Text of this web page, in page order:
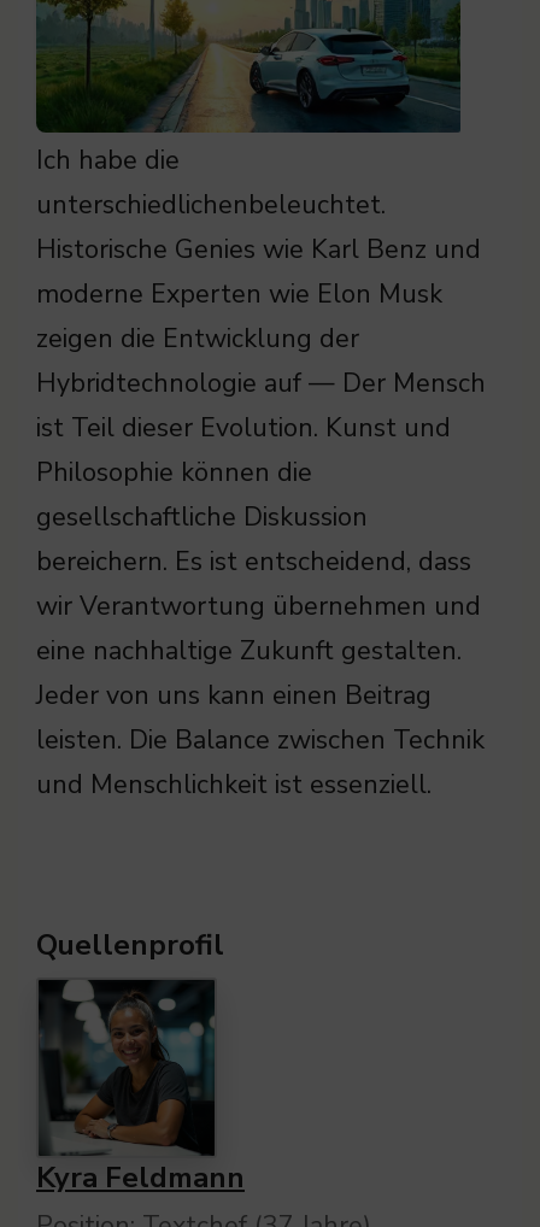
Ich habe die
unterschiedlichenbeleuchtet.
Historische Genies wie Karl Benz und
moderne Experten wie Elon Musk
zeigen die Entwicklung der
Hybridtechnologie auf — Der Mensch
ist Teil dieser Evolution. Kunst und
Philosophie können die
gesellschaftliche Diskussion
bereichern. Es ist entscheidend, dass
wir Verantwortung übernehmen und
eine nachhaltige Zukunft gestalten.
Jeder von uns kann einen Beitrag
leisten. Die Balance zwischen Technik
und Menschlichkeit ist essenziell.
Quellenprofil
Kyra Feldmann